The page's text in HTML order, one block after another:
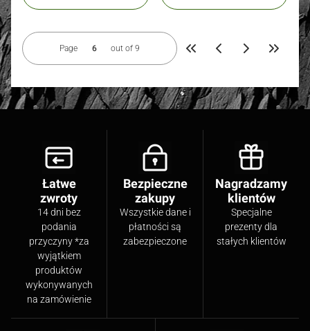
Return to the first product
Page out of 9
Go to
Łatwe
zwroty
14 dni bez
podania
przyczyny *za
wyjątkiem
produktów
wykonywanych
na zamówienie
Bezpieczne
zakupy
Wszystkie dane i
płatności są
zabezpieczone
Nagradzamy
klientów
Specjalne
prezenty dla
stałych klientów